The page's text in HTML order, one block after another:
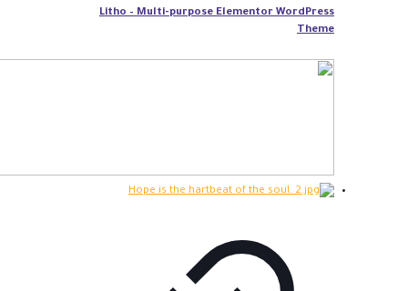
Litho – Multi-purpose Elementor WordPress
Theme